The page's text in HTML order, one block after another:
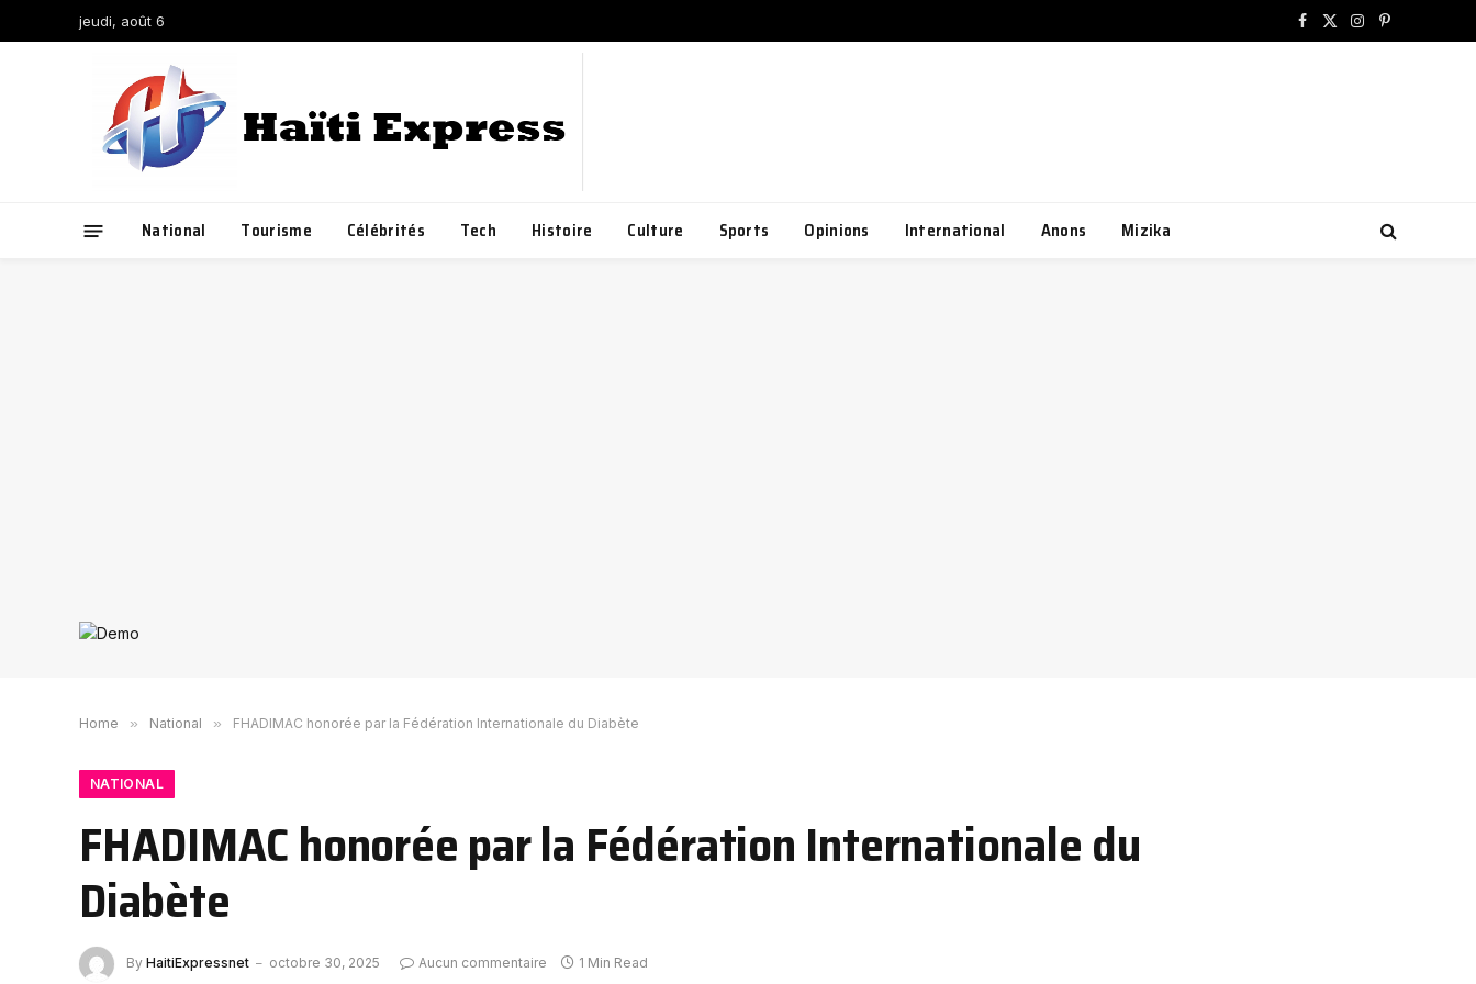
jeudi, août 6
Facebook
X
Instagram
Pinterest
National Tourisme Célébrités Tech Histoire Culture Sports Opinions International Anons Mizika
Home » National » FHADIMAC honorée par la Fédération Internationale du Diabète
NATIONAL
FHADIMAC honorée par la Fédération Internationale du
Diabète
By HaitiExpressnet octobre 30, 2025 Aucun commentaire 1 Min Read